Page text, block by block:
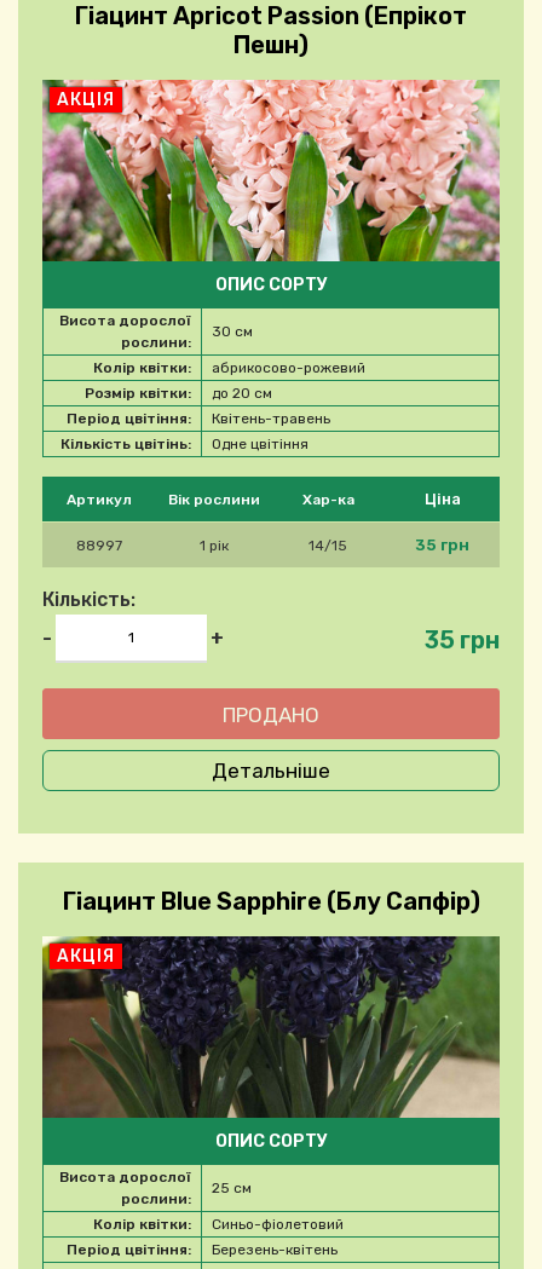
Гіацинт Apricot Passion (Епрікот
Пешн)
АКЦІЯ
Будь ласка, виберіть продукт
Артикул Вік рослини Хар-ка Ціна
88997 1 рік 14/15 35 грн
Кількість:
-
+ 35 грн
ОПИС СОРТУ
Висота дорослої
рослини:
30 см
Колір квітки:
абрикосово-рожевий
Розмір квітки:
до 20 см
Період цвітіння:
Квітень-травень
Кількість цвітінь:
Одне цвітіння
Детальніше
Гіацинт Blue Sapphire (Блу Сапфір)
АКЦІЯ
ОПИС СОРТУ
Висота дорослої
рослини:
25 см
Колір квітки:
Синьо-фіолетовий
Період цвітіння:
Березень-квітень